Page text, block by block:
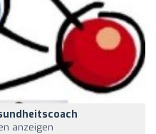
anzeigen